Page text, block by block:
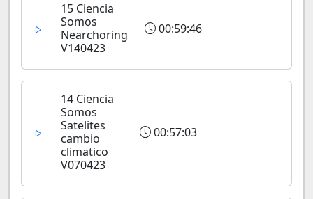
15 Ciencia
Somos
Nearchoring
V140423
00:59:46
14 Ciencia
Somos
Satelites
cambio
climatico
V070423
00:57:03